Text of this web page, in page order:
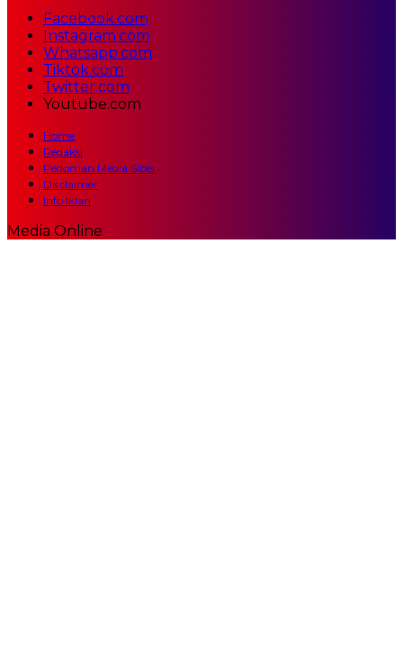
Facebook.com
Instagram.com
Whatsapp.com
Tiktok.com
Twitter.com
Youtube.com
Home
Redaksi
Pedoman Media Siber
Disclaimer
Info Iklan
Media Online